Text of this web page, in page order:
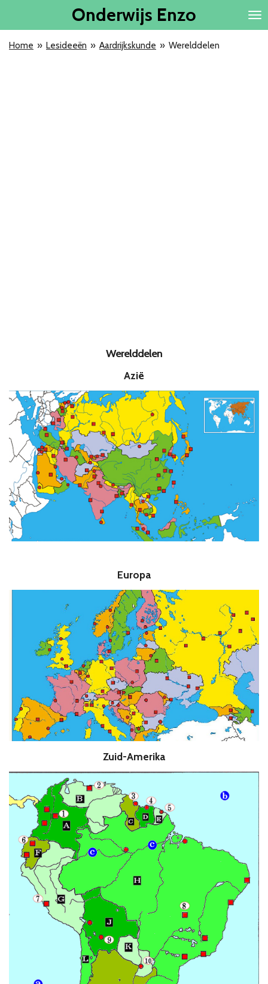
de
Onderwijs Enzo
Home » Lesideeën » Aardrijkskunde » Werelddelen
Werelddelen
Azië
Europa
Zuid-Amerika